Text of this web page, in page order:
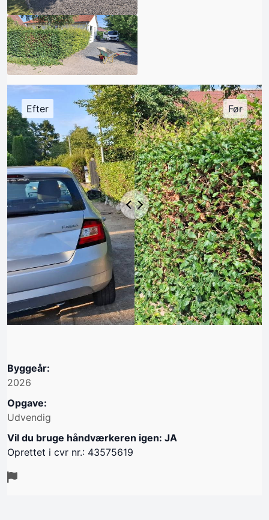
Byggeår:
2026
Opgave:
Udvendig
Vil du bruge håndværkeren igen: JA
Oprettet i cvr nr.: 43575619